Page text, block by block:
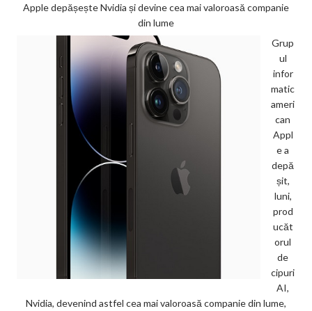
Apple depășește Nvidia și devine cea mai valoroasă companie
din lume
Grup
ul
infor
matic
ameri
can
Appl
e a
depă
șit,
luni,
prod
ucăt
orul
de
cipuri
AI,
Nvidia, devenind astfel cea mai valoroasă companie din lume,